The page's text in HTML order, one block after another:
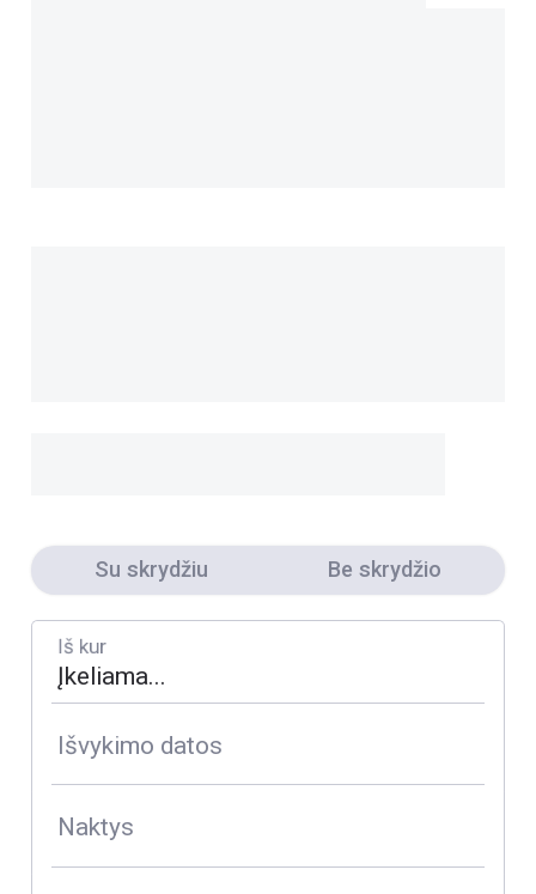
Su skrydžiu Be skrydžio
Iš kur
Išvykimo datos
Naktys